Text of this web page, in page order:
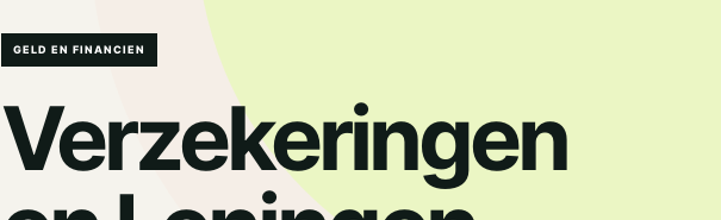
GELD EN FINANCIEN
Verzekeringen